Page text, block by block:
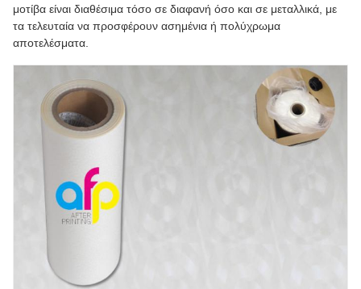
μοτίβα είναι διαθέσιμα τόσο σε διαφανή όσο και σε μεταλλικά, με
τα τελευταία να προσφέρουν ασημένια ή πολύχρωμα
αποτελέσματα.